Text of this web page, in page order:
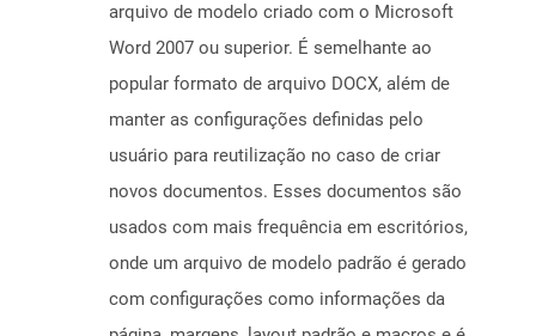
arquivo de modelo criado com o Microsoft
Word 2007 ou superior. É semelhante ao
popular formato de arquivo DOCX, além de
manter as configurações definidas pelo
usuário para reutilização no caso de criar
novos documentos. Esses documentos são
usados ​​com mais frequência em escritórios,
onde um arquivo de modelo padrão é gerado
com configurações como informações da